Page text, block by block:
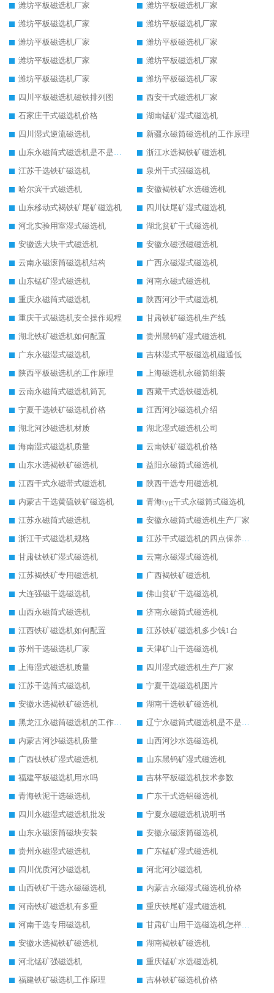
潍坊平板磁选机厂家
潍坊平板磁选机厂家
潍坊平板磁选机厂家
潍坊平板磁选机厂家
潍坊平板磁选机厂家
潍坊平板磁选机厂家
潍坊平板磁选机厂家
潍坊平板磁选机厂家
潍坊平板磁选机厂家
潍坊平板磁选机厂家
四川平板磁选机磁铁排列图
西安干式磁选机厂家
石家庄干式磁选机价格
湖南锰矿湿式磁选机
四川湿式逆流磁选机
新疆永磁筒磁选机的工作原理
山东永磁筒式磁选机是不是强磁
浙江水选褐铁矿磁选机
江苏干选铁矿磁选机
泉州干式强磁选机
哈尔滨干式磁选机
安徽褐铁矿水选磁选机
山东移动式褐铁矿尾矿磁选机
四川钛尾矿湿式磁选机
河北实验用室湿式磁选机
湖北贫矿干式磁选机
安徽选大块干式磁选机
安徽永磁强磁磁选机
云南永磁滚筒磁选机结构
广西永磁湿式磁选机
山东锰矿湿式磁选机
河南永磁式磁选机
重庆永磁筒式磁选机
陕西河沙干式磁选机
重庆干式磁选机安全操作规程
甘肃铁矿磁选机生产线
湖北铁矿磁选机如何配置
贵州黑钨矿湿式磁选机
广东永磁湿式磁选机
吉林湿式平板磁选机磁通低
陕西平板磁选机的工作原理
上海磁选机永磁筒组装
云南永磁筒式磁选机筒瓦
西藏干式选铁磁选机
宁夏干选铁矿磁选机价格
江西河沙磁选机介绍
湖北河沙磁选机材质
湖北湿式磁选机公司
海南湿式磁选机质量
云南铁矿磁选机价格
山东水选褐铁矿磁选机
益阳永磁筒式磁选机
江西干式永磁带式磁选机
陕西干选专用磁选机
内蒙古干选黄硫铁矿磁选机
青海tyg干式永磁筒式磁选机
江苏永磁筒式磁选机
安徽永磁筒式磁选机生产厂家
浙江干式磁选机规格
江苏干式磁选机的四点保养秘籍
甘肃钛铁矿湿式磁选机
云南永磁湿式磁选机
江苏褐铁矿专用磁选机
广西褐铁矿磁选机
大连强磁干选磁选机
佛山贫矿干选磁选机
山西永磁筒式磁选机
济南永磁筒式磁选机
江西铁矿磁选机如何配置
江苏铁矿磁选机多少钱1台
苏州干选磁选机厂家
天津矿山干选磁选机
上海湿式磁选机质量
四川湿式磁选机生产厂家
江苏干选筒式磁选机
宁夏干选磁选机图片
安徽水选褐铁矿磁选机
湖南干选铁矿磁选机
黑龙江永磁筒磁选机的工作原理
辽宁永磁筒式磁选机是不是强磁
内蒙古河沙磁选机质量
山西河沙水选磁选机
广西钛铁矿湿式磁选机
山东黑钨矿湿式磁选机
福建平板磁选机用水吗
吉林平板磁选机技术参数
青海铁泥干选磁选机
广东干式选铝磁选机
四川永磁湿式磁选机批发
宁夏永磁磁选机说明书
山东永磁滚筒磁块安装
安徽永磁滚筒磁选机
贵州永磁湿式磁选机
广东锰矿湿式磁选机
四川优质河沙磁选机
河北河沙磁选机
山西铁矿干选永磁磁选机
内蒙古永磁湿式磁选机价格
河南铁矿磁选机有多重
重庆铁尾矿湿式磁选机
河南干选专用磁选机
甘肃矿山用干选磁选机怎样调磁
安徽水选褐铁矿磁选机
湖南褐铁矿磁选机
河北锰矿强磁选机
重庆锰矿水选磁选机
福建铁矿磁选机工作原理
吉林铁矿磁选机价格